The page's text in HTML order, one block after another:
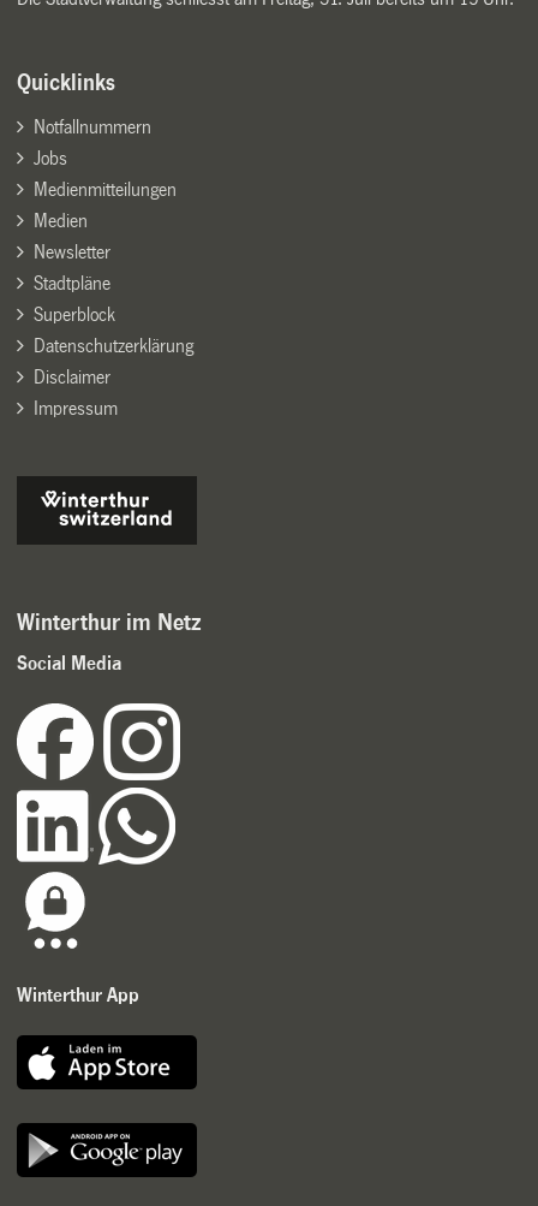
Quicklinks
Notfallnummern
Jobs
Medienmitteilungen
Medien
Newsletter
Stadtpläne
Superblock
Datenschutzerklärung
Disclaimer
Impressum
Winterthur im Netz
Social Media
Winterthur App